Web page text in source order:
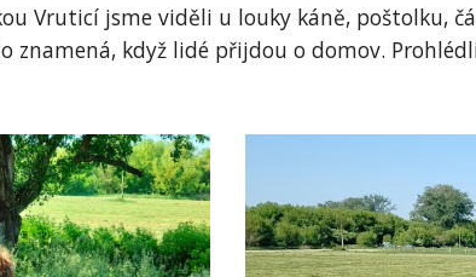
Vruticí jsme viděli u louky káně, poštolku,
znamená, když lidé přijdou o domov.